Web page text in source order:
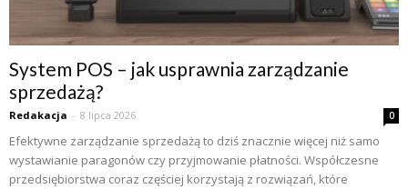
System POS – jak usprawnia zarządzanie
sprzedażą?
Redakacja - 8 lipca 2026 0
Efektywne zarządzanie sprzedażą to dziś znacznie więcej niż samo
wystawianie paragonów czy przyjmowanie płatności. Współczesne
przedsiębiorstwa coraz częściej korzystają z rozwiązań, które